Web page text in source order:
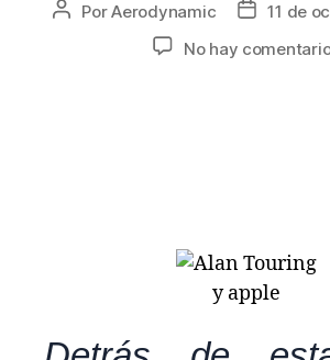
PorAerodynamic
11 de
No hay